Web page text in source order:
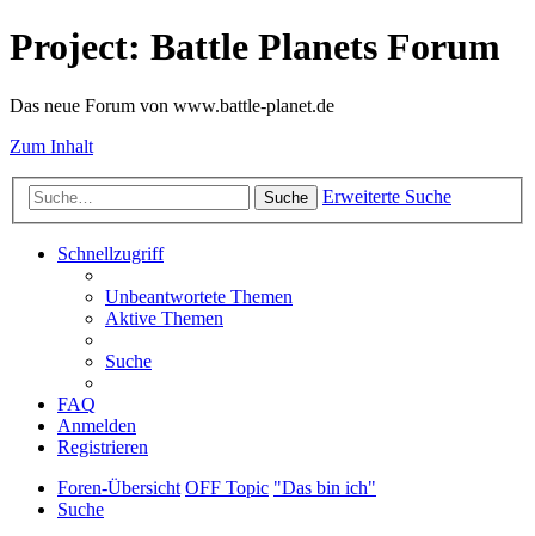
Project: Battle Planets Forum
Das neue Forum von www.battle-planet.de
Zum Inhalt
Suche Erweiterte Suche
Schnellzugriff
Unbeantwortete Themen
Aktive Themen
Suche
FAQ
Anmelden
Registrieren
Foren-Übersicht OFF Topic "Das bin ich"
Suche